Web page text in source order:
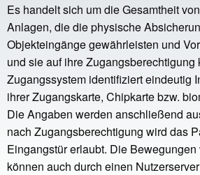
Es handelt sich um die Gesamtheit
Anlagen, die die physische
Objekteingänge gewährleisten und
und sie auf ihre
Zugangssystem identifiziert eindeutig
ihrer Zugangskarte, Chipkarte bzw.
Die Angaben werden anschließend
nach Zugangsberechtigung wird das
Eingangstür erlaubt. Die
können auch durch einen